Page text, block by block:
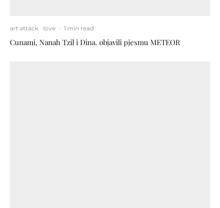
art attack love · 1 min read
Cunami, Nanah Tzil i Dina. objavili pjesmu METEOR